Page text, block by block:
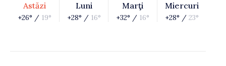
Astăzi
+26° / 19°
Luni
+28° / 16°
Marţi
+32° / 16°
Miercuri
+28° / 23°